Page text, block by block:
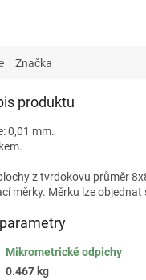
Značka
produktu
0,01 mm.
z tvrdokovu průměr
měrky. Měrku lze
Mikrometrické odpichy
0.467 kg